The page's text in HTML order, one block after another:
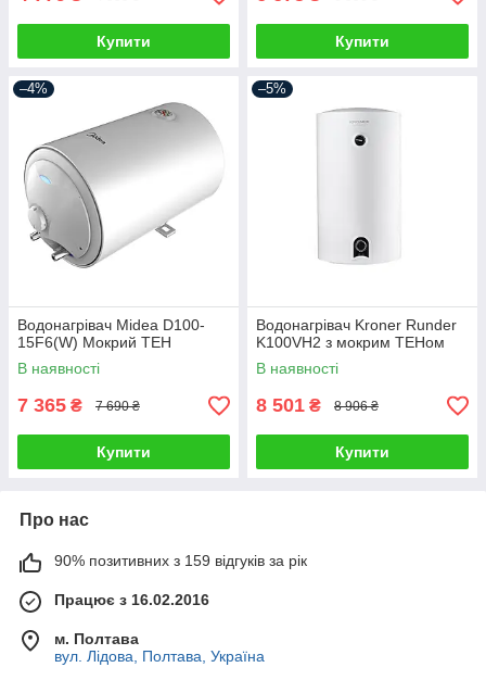
Купити Купити
–4%
Водонагрівач Midea D100-
15F6(W) Мокрий ТЕН
В наявності
7 365 ₴ 7 690 ₴
Купити
–5%
Водонагрівач Kroner Runder
K100VH2 з мокрим ТЕНом
В наявності
8 501 ₴ 8 906 ₴
Купити
Про нас
90% позитивних з 159 відгуків за рік
Працює з 16.02.2016
м. Полтава
вул. Лідова, Полтава, Україна